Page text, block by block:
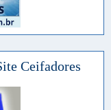
Ceifadores